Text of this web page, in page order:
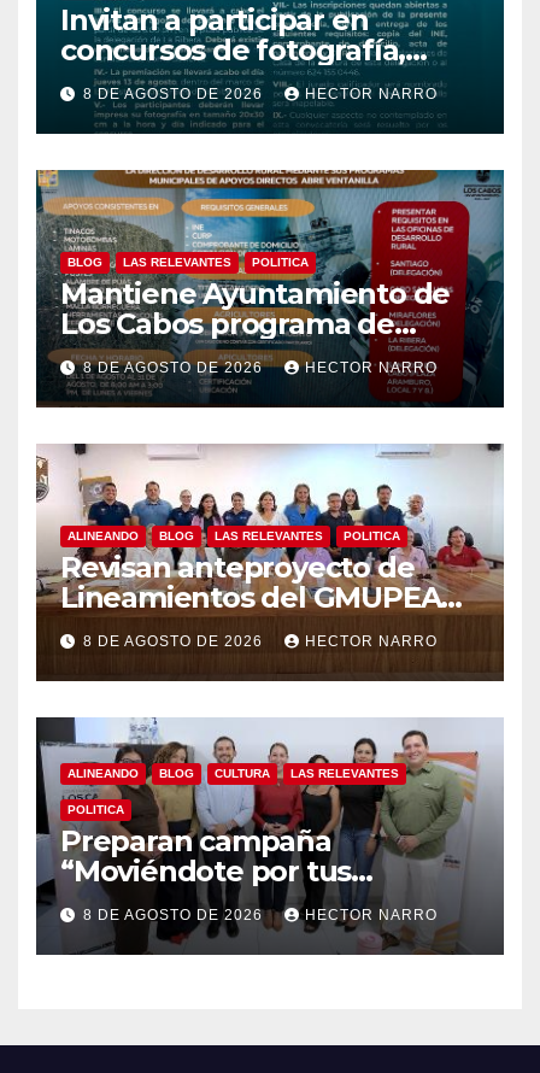
Invitan a participar en
concursos de fotografía,
canto y pintura de las Fiestas
Tradicionales La Ribera 2026
8 DE AGOSTO DE 2026 HECTOR NARRO
BLOG LAS RELEVANTES POLITICA
Mantiene Ayuntamiento de
Los Cabos programa de
apoyos para agricultores,
ganaderos y apicultores
8 DE AGOSTO DE 2026 HECTOR NARRO
ALINEANDO BLOG LAS RELEVANTES POLITICA
Revisan anteproyecto de
Lineamientos del GMUPEA
en Los Cabos
8 DE AGOSTO DE 2026 HECTOR NARRO
ALINEANDO BLOG CULTURA LAS RELEVANTES
POLITICA
Preparan campaña
“Moviéndote por tus
Derechos 2026” para
fortalecer la promoción y
protección de los derechos
8 DE AGOSTO DE 2026 HECTOR NARRO